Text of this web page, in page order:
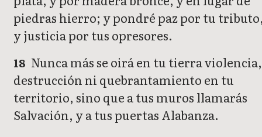
piedras hierro; y pondré paz por tu
y justicia por tus opresores.
18 Nunca más se oirá en tu tierra violencia,
destrucción ni quebrantamiento en tu
territorio, sino que a tus muros llamarás
Salvación, y a tus puertas Alabanza.